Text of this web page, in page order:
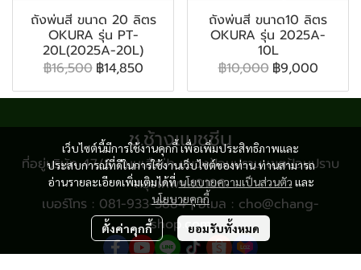
ถังพ่นสี ขนาด 20 ลิตร
OKURA รุ่น PT-
20L(2025A-20L)
฿16,500 ฿14,850
ถังพ่นสี ขนาด10 ลิตร
OKURA รุ่น 2025A-
10L
฿10,000 ฿9,000
เว็บไซต์นี้มีการใช้งานคุกกี้ เพื่อเพิ่มประสิทธิภาพและ
ประสบการณ์ที่ดีในการใช้งานเว็บไซต์ของท่าน ท่านสามารถ
อ่านรายละเอียดเพิ่มเติมได้ที่นโยบายความเป็นส่วนตัว และ
นโยบายคุกกี้
ตั้งค่าคุกกี้ ยอมรับทั้งหมด
ช.ช้างแมชชีน
ที่อยู่บริษัท 47/8 ถนนเสือป่า แขวงป้อมปราบ เขตป้อมปราบ
กรุงเทพฯ 10100
เบอร์โทร : 081-933-3884 | อีเมล : cho@chang-
shop.com